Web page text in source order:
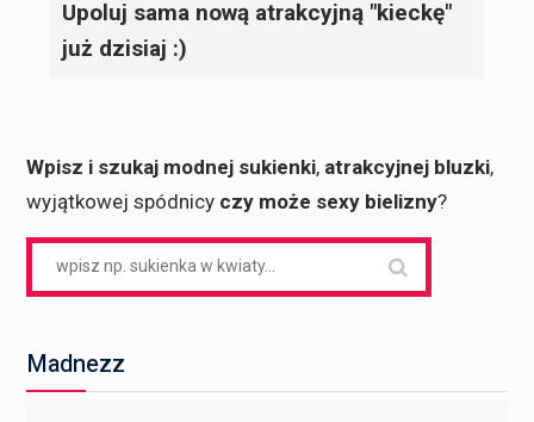
Upoluj sama nową atrakcyjną "kieckę"
już dzisiaj :)
Wpisz i szukaj modnej sukienki, atrakcyjnej bluzki,
wyjątkowej spódnicy czy może sexy bielizny?
Madnezz